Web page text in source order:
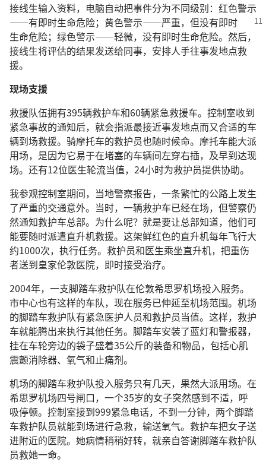
接线生输入资料，电脑自动把事件分为不同级别：红色警示
——有即时生命危险；黄色警示——严重，但没有即时
生命危险；绿色警示——轻微，没有即时生命危险。然后，
接线生将评估的结果发送给同事，安排人手往事发地点救
援。
现场支援
救援队伍拥有395辆救护车和60辆紧急救援车。控制室收到
紧急事故的通知后，就会指派最接近事发地点而又合适的车
辆到场救援。骑摩托车的救护员也随时候命。摩托车能大派
用场，是因为它易于在堵塞的车辆间左穿右插，及早到达现
场。还有12位医生轮流当值，24小时为救护员提供协助。
我参观控制室期间，当地警察报告，一条繁忙的公路上发生
了严重的交通意外。当时，一辆救护车已经在场，但警察仍
然通知救护车总部。为什么呢？就是要让总部知道，他们可
能要随时派遣直升机救援。这架鲜红色的直升机每年飞行大
约1000次，执行任务。救护员和医生乘坐直升机，把重伤
者送到皇家伦敦医院，即时接受治疗。
2004年，一支脚踏车救护队在伦敦希思罗机场投入服务。
市中心也有这样的车队，现在服务已伸延至机场范围。机场
的脚踏车救护队有紧急医护人员和救护员当值。这样，救护
车就能腾出来执行其他任务。脚踏车安装了蓝灯和警报器，
挂在车轮旁边的袋子盛着35公斤的装备和物品，包括心肌
震颤消除器、氧气和止痛剂。
机场的脚踏车救护队投入服务只有几天，果然大派用场。在
希思罗机场四号闸口，一个35岁的女子突然感到不适，呼
吸停顿。控制室接到999紧急电话，不到一分钟，两个脚踏
车救护队员就能到场进行急救，输送氧气。救护车把女子送
进附近的医院。她病情稍稍好转，就亲自答谢脚踏车救护队
员救她一命。